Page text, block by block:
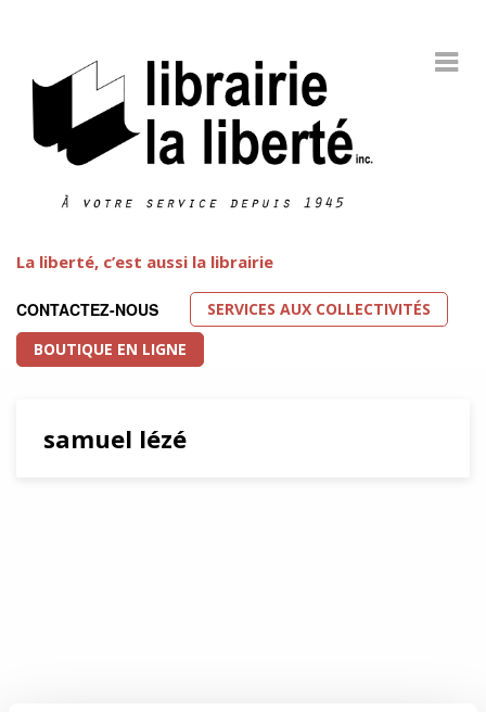
La liberté, c’est aussi la librairie
CONTACTEZ-NOUS
SERVICES AUX COLLECTIVITÉS
BOUTIQUE EN LIGNE
samuel lézé